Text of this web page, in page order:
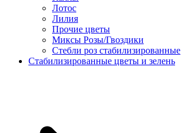
Лотос
Лилия
Прочие цветы
Миксы Розы/Гвоздики
Стебли роз стабилизированные
Стабилизированные цветы и зелень